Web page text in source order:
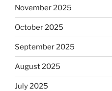
November 2025
October 2025
September 2025
August 2025
July 2025